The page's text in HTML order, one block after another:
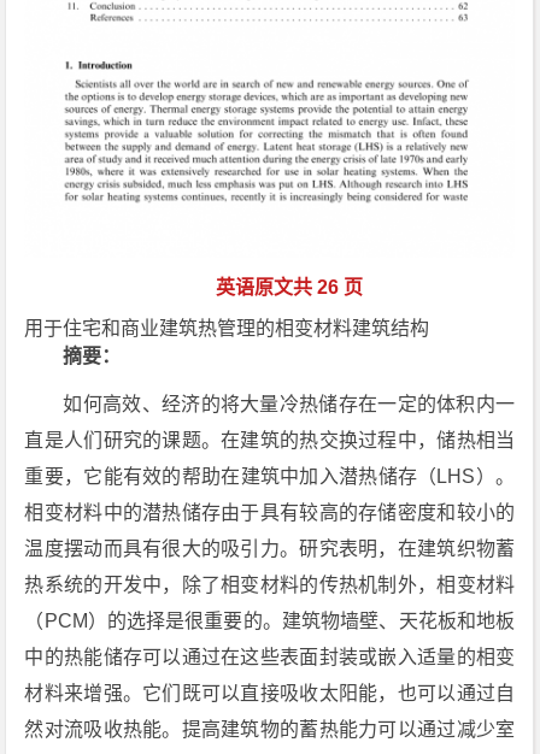
英语原文共 26 页
用于住宅和商业建筑热管理的相变材料建筑结构
摘要：
如何高效、经济的将大量冷热储存在一定的体积内一
直是人们研究的课题。在建筑的热交换过程中，储热相当
重要，它能有效的帮助在建筑中加入潜热储存（LHS）。
相变材料中的潜热储存由于具有较高的存储密度和较小的
温度摆动而具有很大的吸引力。研究表明，在建筑织物蓄
热系统的开发中，除了相变材料的传热机制外，相变材料
（PCM）的选择是很重要的。建筑物墙壁、天花板和地板
中的热能储存可以通过在这些表面封装或嵌入适量的相变
材料来增强。它们既可以直接吸收太阳能，也可以通过自
然对流吸收热能。提高建筑物的蓄热能力可以通过减少室